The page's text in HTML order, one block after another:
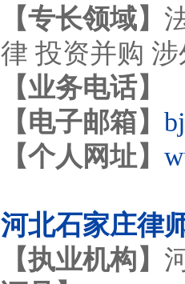
【专长领域】
律 投资并购
【业务电话】
【电子邮箱】
【个人网址】
河北石家庄律
【执业机构】